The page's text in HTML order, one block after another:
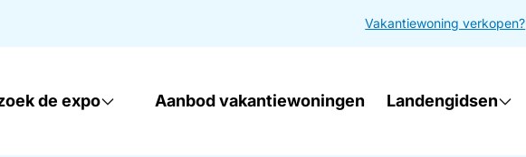
Vakantiewoning verkopen?
de expo Aanbod vakantiewoningen Landengidsen